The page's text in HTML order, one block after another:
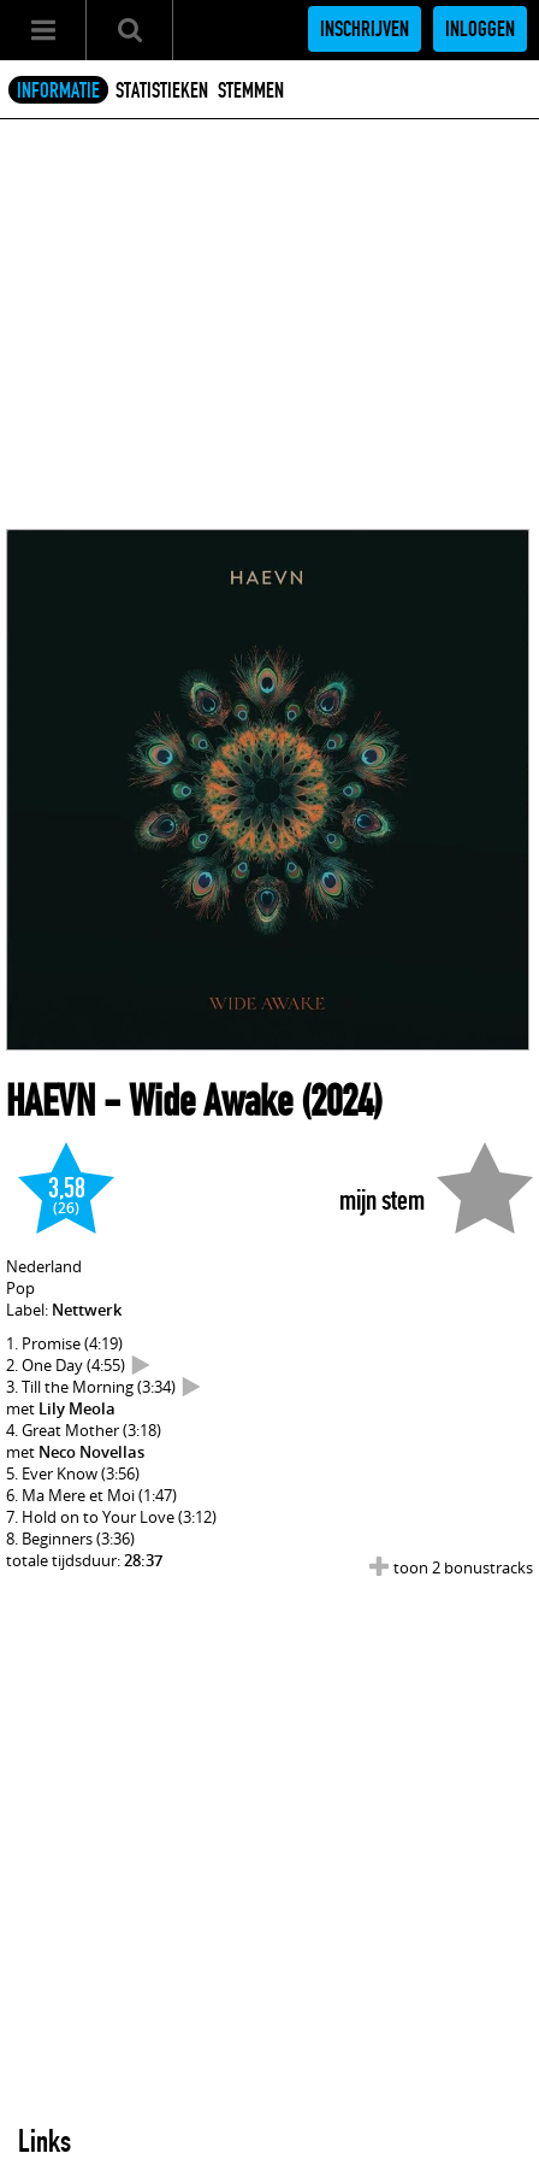
INSCHRIJVEN INLOGGEN
INFORMATIE STATISTIEKEN STEMMEN
HAEVN- Wide Awake(2024)
mijn stem
3,58
(26)
Nederland
Pop
Label: Nettwerk
Promise(4:19)
One Day(4:55)
Till the Morning(3:34)
met Lily Meola
Great Mother(3:18)
met Neco Novellas
Ever Know(3:56)
Ma Mere et Moi(1:47)
Hold on to Your Love(3:12)
Beginners(3:36)
toon 2 bonustracks
totale tijdsduur:28:37
Links